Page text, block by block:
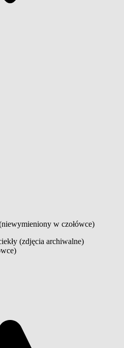
w czołówce)
(zdjęcia archiwalne)